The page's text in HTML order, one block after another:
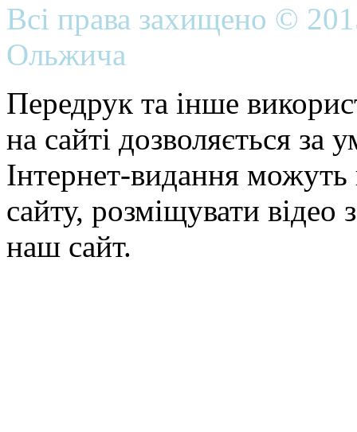
Всі права захищено ©
Ольжича
Передрук та інше
на сайті дозволяється
Інтернет-видання можуть
сайту, розміщувати відео
наш сайт.